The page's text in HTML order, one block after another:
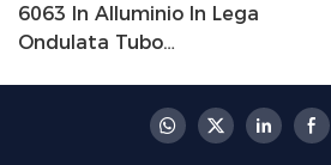
6063 In Alluminio In Lega
Ondulata Tubo
All'ingrosso In Lega Di